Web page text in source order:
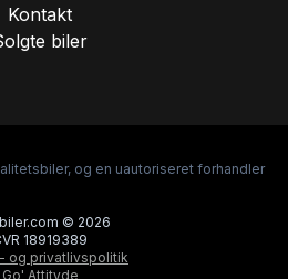
Kontakt
biler
og en uautoriseret forhandler
© 2026
18919389
og privatlivspolitik
Go' Attityde